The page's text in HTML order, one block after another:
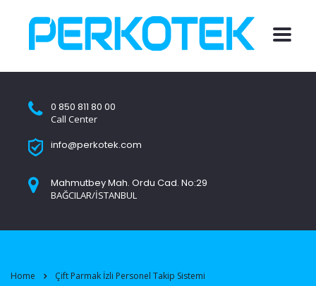
0 850 811 80 00
Call Center
info@perkotek.com
Mahmutbey Mah. Ordu Cad. No:29
BAĞCILAR/İSTANBUL
Home Çift Parmak İzli Personel Takip Sistemi